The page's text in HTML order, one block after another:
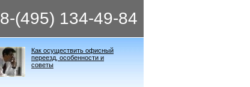
8-(495) 134-49-84
Как осуществить офисный
переезд, особенности и
советы